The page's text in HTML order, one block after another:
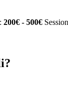
200€ - 500€